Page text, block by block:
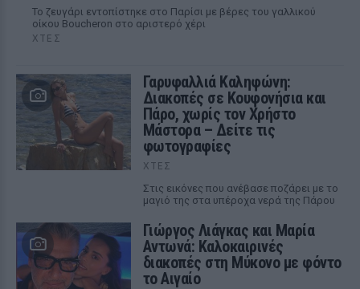
Το ζευγάρι εντοπίστηκε στο Παρίσι με βέρες του γαλλικού
οίκου Boucheron στο αριστερό χέρι
ΧΤΕΣ
Γαρυφαλλιά Καληφώνη:
Διακοπές σε Κουφονήσια και
Πάρο, χωρίς τον Χρήστο
Μάστορα – Δείτε τις
φωτογραφίες
ΧΤΕΣ
Στις εικόνες που ανέβασε ποζάρει με το
μαγιό της στα υπέροχα νερά της Πάρου
Γιώργος Λιάγκας και Μαρία
Αντωνά: Καλοκαιρινές
διακοπές στη Μύκονο με φόντο
το Αιγαίο